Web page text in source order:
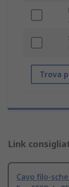
Trova
Link
Cavo filo-